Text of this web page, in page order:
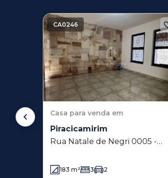
CA0246
Casa para venda em
Piracicamirim
Rua Natale de Negri 0005 -
183 m² 3 2